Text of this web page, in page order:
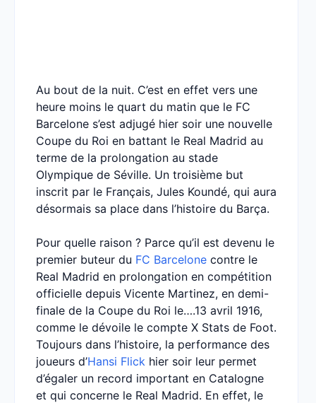
Au bout de la nuit. C’est en effet vers une
heure moins le quart du matin que le FC
Barcelone s’est adjugé hier soir une nouvelle
Coupe du Roi en battant le Real Madrid au
terme de la prolongation au stade
Olympique de Séville. Un troisième but
inscrit par le Français, Jules Koundé, qui aura
désormais sa place dans l’histoire du Barça.
Pour quelle raison ? Parce qu’il est devenu le
premier buteur du FC Barcelone contre le
Real Madrid en prolongation en compétition
officielle depuis Vicente Martinez, en demi-
finale de la Coupe du Roi le….13 avril 1916,
comme le dévoile le compte X Stats de Foot.
Toujours dans l’histoire, la performance des
joueurs d’Hansi Flick hier soir leur permet
d’égaler un record important en Catalogne
et qui concerne le Real Madrid. En effet, le